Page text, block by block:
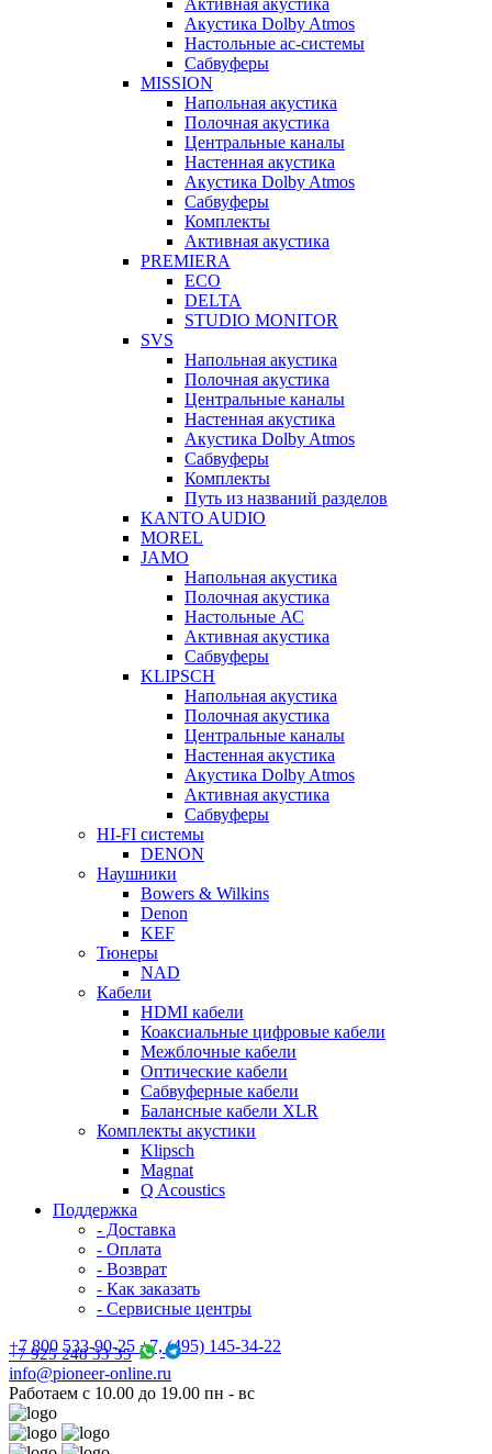
Активная акустика
Акустика Dolby Atmos
Настольные ас-системы
Сабвуферы
MISSION
Напольная акустика
Полочная акустика
Центральные каналы
Настенная акустика
Акустика Dolby Atmos
Сабвуферы
Комплекты
Активная акустика
PREMIERA
ECO
DELTA
STUDIO MONITOR
SVS
Напольная акустика
Полочная акустика
Центральные каналы
Настенная акустика
Акустика Dolby Atmos
Сабвуферы
Комплекты
Путь из названий разделов
KANTO AUDIO
MOREL
JAMO
Напольная акустика
Полочная акустика
Настольные АС
Активная акустика
Сабвуферы
KLIPSCH
Напольная акустика
Полочная акустика
Центральные каналы
Настенная акустика
Акустика Dolby Atmos
Активная акустика
Сабвуферы
HI-FI системы
DENON
Наушники
Bowers & Wilkins
Denon
KEF
Тюнеры
NAD
Кабели
HDMI кабели
Коаксиальные цифровые кабели
Межблочные кабели
Оптические кабели
Сабвуферные кабели
Балансные кабели XLR
Комплекты акустики
Klipsch
Magnat
Q Acoustics
Поддержка
- Доставка
- Оплата
- Возврат
- Как заказать
- Сервисные центры
+7 800 533-90-25 +7, (495) 145-34-22
+7 925 248 33 35
info@pioneer-online.ru
Работаем с 10.00 до 19.00 пн - вс